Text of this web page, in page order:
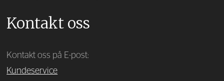
Kontakt oss
Kontakt oss på E-post:
Kundeservice